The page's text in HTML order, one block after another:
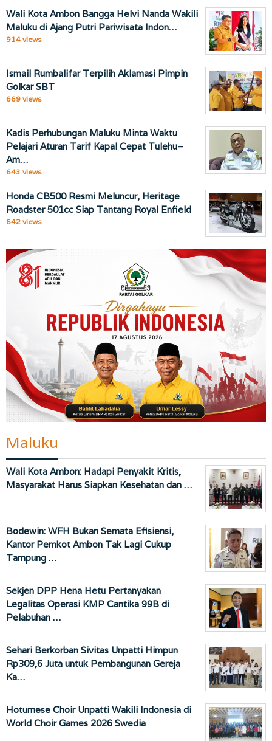
Wali Kota Ambon Bangga Helvi Nanda Wakili
Maluku di Ajang Putri Pariwisata Indon…
914 views
Ismail Rumbalifar Terpilih Aklamasi Pimpin
Golkar SBT
669 views
Kadis Perhubungan Maluku Minta Waktu
Pelajari Aturan Tarif Kapal Cepat Tulehu–
Am…
643 views
Honda CB500 Resmi Meluncur, Heritage
Roadster 501cc Siap Tantang Royal Enfield
642 views
Maluku
Wali Kota Ambon: Hadapi Penyakit Kritis,
Masyarakat Harus Siapkan Kesehatan dan …
Bodewin: WFH Bukan Semata Efisiensi,
Kantor Pemkot Ambon Tak Lagi Cukup
Tampung …
Sekjen DPP Hena Hetu Pertanyakan
Legalitas Operasi KMP Cantika 99B di
Pelabuhan …
Sehari Berkorban Sivitas Unpatti Himpun
Rp309,6 Juta untuk Pembangunan Gereja
Ka…
Hotumese Choir Unpatti Wakili Indonesia di
World Choir Games 2026 Swedia